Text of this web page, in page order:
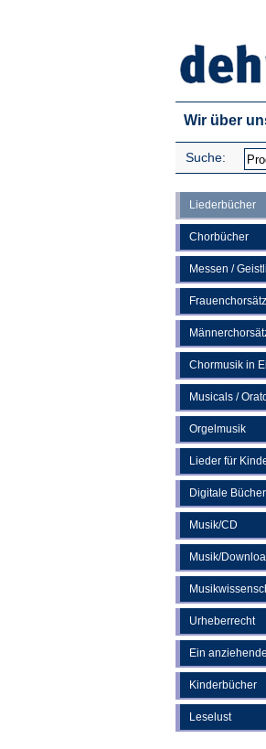
Wir über
Suche:
Liederbücher
Chorbücher
Messen /
Chormusik in
Musicals /
Orgelmusik
Lieder für
Digitale Bücher
Musik/CD
Musik/
Urheberrecht
Ein
Kinderbücher
Leselust